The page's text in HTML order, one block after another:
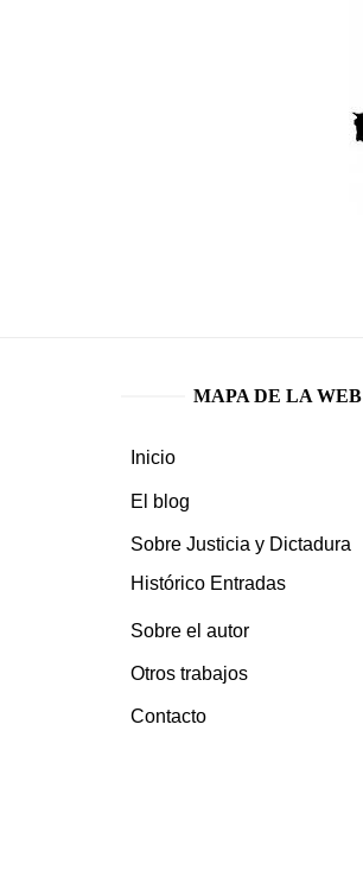
MAPA DE LA WEB
Inicio
El blog
Sobre Justicia y Dictadura
Histórico Entradas
Sobre el autor
Otros trabajos
Contacto